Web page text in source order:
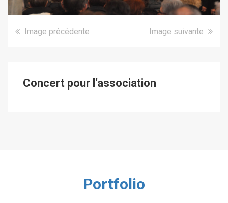
Image précédente Image suivante
Concert pour l’association
Portfolio